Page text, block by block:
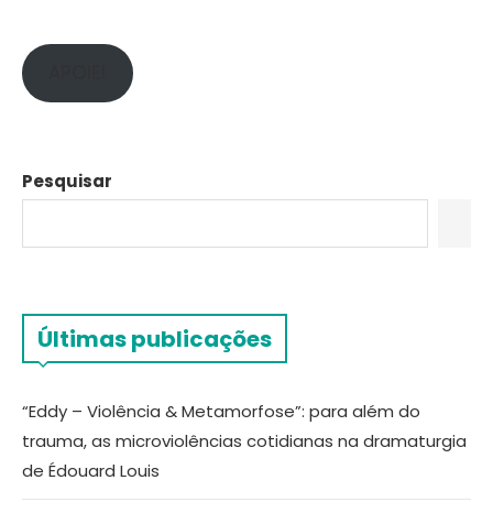
Pesquisar
Últimas publicações
“Eddy – Violência & Metamorfose”: para além do
trauma, as microviolências cotidianas na dramaturgia
de Édouard Louis